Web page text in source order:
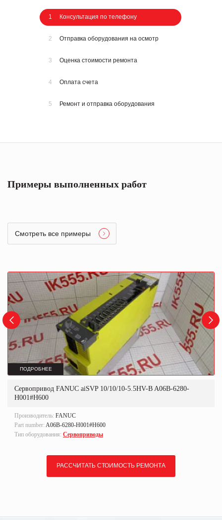
1 Консультация по телефону
2 Отправка оборудования на осмотр
3 Оценка стоимости ремонта
4 Оплата счета
5 Ремонт и отправка оборудования
Примеры выполненных работ
Смотреть все примеры
ПОДРОБНЕЕ
Сервопривод FANUC aiSVP 10/10/10-5.5HV-B A06B-6280-
H001#H600
Производитель: FANUC
Part number: A06B-6280-H001#H600
Тип оборудования: Сервоприводы
РАССЧИТАТЬ СТОИМОСТЬ РЕМОНТА